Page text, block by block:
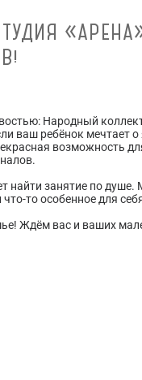
Народный
ваш ребёнок мечтает о
возможность
найти занятие по
то особенное для
Ждём вас и ваших